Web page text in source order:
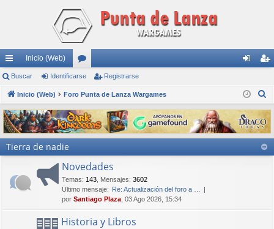
nl
ac
es
rá
pi
Inicio (Web)
or
os nti
fic
ar
ist
ra
rs
e
Buscar Identificarse Registrarse
Inicio (Web) Foro Punta de Lanza Wargames
s
c
Tierra de nadie
Novedades
Temas: 143 Mensajes: 3602
Último mensaje: Re: Actualización del foro a …
por Santiago Plaza , 03 Ago 2026, 15:34
Historia y Libros